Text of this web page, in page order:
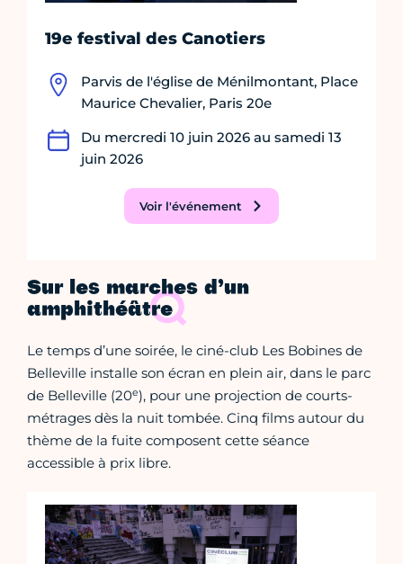
19e festival des Canotiers
Parvis de l'église de Ménilmontant, Place
Maurice Chevalier, Paris 20e
Du mercredi 10 juin 2026 au samedi 13
juin 2026
Voir l'événement
Sur les marches d’un
amphithéâtre
Le temps d’une soirée, le ciné-club Les Bobines de
Belleville installe son écran en plein air, dans le parc
de Belleville (20e), pour une projection de courts-
métrages dès la nuit tombée. Cinq films autour du
thème de la fuite composent cette séance
accessible à prix libre.